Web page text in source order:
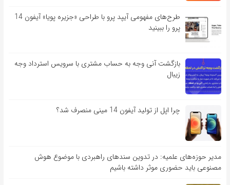
طرح‌های مفهومی آیپد پرو با طراحی «جزیره پویا» آیفون 14
پرو را ببینید
بازگشت آنی وجه به حساب مشتری با سرویس استرداد وجه
زیبال
چرا اپل از تولید آیفون 14 مینی منصرف شد؟
مدیر حوزه‌های علمیه: در تدوین سندهای راهبردی با موضوع هوش
مصنوعی باید حضوری موثر داشته باشیم